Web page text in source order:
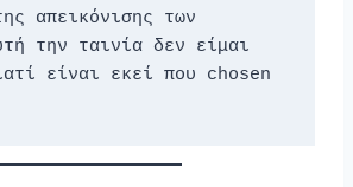
απεικόνισης των
είναι εκεί που chosen